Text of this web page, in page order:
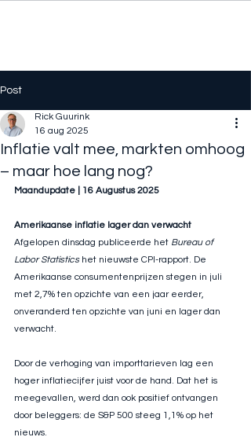
Post
Inflatie valt mee, markten omhoog
– maar hoe lang nog?
Rick Guurink
16 aug 2025
Maandupdate | 16 Augustus 2025
Amerikaanse inflatie lager dan verwacht
Afgelopen dinsdag publiceerde het Bureau of
Labor Statistics het nieuwste CPI-rapport. De
Amerikaanse consumentenprijzen stegen in juli
met 2,7% ten opzichte van een jaar eerder,
onveranderd ten opzichte van juni en lager dan
verwacht.
Door de verhoging van importtarieven lag een
hoger inflatiecijfer juist voor de hand. Dat het is
meegevallen, werd dan ook positief ontvangen
door beleggers: de S&P 500 steeg 1,1% op het
nieuws.